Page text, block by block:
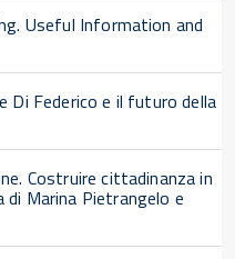
Useful Information and
Di Federico e il futuro della
Costruire cittadinanza in
di Marina Pietrangelo e